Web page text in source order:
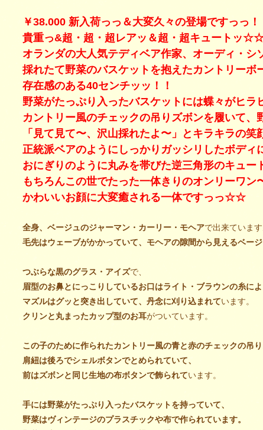
￥38.000 新入荷っっ＆大変久々の登場ですっっ！
貴重っ&超・超・超レアッ＆超・超キュートッ
オランダの大人気テディベア作家、オーディ・
採れたて野菜のバスケットを抱えたカントリーボ
存在感のある40センチッッ！！
野菜がたっぷり入ったバスケットには蝶々がヒラ
カントリー風のチェックの吊りズボンを履いて、
「見て見て〜、沢山採れたよ〜」とキラキラの笑
正統派ベアのようにしっかりガッシリしたボディ
おにぎりのように丸みを帯びた逆三角形のキュ
もちろんこの世でたった一体きりのオンリーワン
かわいいお顔に大変癒される一体ですっっ☆☆
全身、ベージュのジャーマン・カーリー・モヘアで出来ています
毛先はウェーブがかかっていて、モヘアの隙間から見えるベー
つぶらな黒のグラス・アイズで、
眉型のお鼻とにっこりしているお口はライト・ブラウンの糸に
マズルはグッと突き出していて、丹念に刈り込まれています。
クリンと丸まったカップ型のお耳がついています。
この子のために作られたカントリー風の青と赤のチェックの吊り
肩紐は後ろでシェルボタンでとめられていて、
前はズボンと同じ生地の布ボタンで飾られています。
手には野菜がたっぷり入ったバスケットを持っていて、
野菜はヴィンテージのプラスチックや布で作られています。